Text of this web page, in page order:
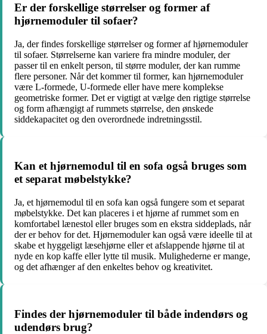
Er der forskellige størrelser og former af
hjørnemoduler til sofaer?
Ja, der findes forskellige størrelser og former af hjørnemoduler
til sofaer. Størrelserne kan variere fra mindre moduler, der
passer til en enkelt person, til større moduler, der kan rumme
flere personer. Når det kommer til former, kan hjørnemoduler
være L-formede, U-formede eller have mere komplekse
geometriske former. Det er vigtigt at vælge den rigtige størrelse
og form afhængigt af rummets størrelse, den ønskede
siddekapacitet og den overordnede indretningsstil.
Kan et hjørnemodul til en sofa også bruges som
et separat møbelstykke?
Ja, et hjørnemodul til en sofa kan også fungere som et separat
møbelstykke. Det kan placeres i et hjørne af rummet som en
komfortabel lænestol eller bruges som en ekstra siddeplads, når
der er behov for det. Hjørnemoduler kan også være ideelle til at
skabe et hyggeligt læsehjørne eller et afslappende hjørne til at
nyde en kop kaffe eller lytte til musik. Mulighederne er mange,
og det afhænger af den enkeltes behov og kreativitet.
Findes der hjørnemoduler til både indendørs og
udendørs brug?